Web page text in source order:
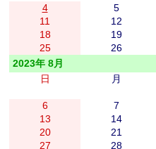
4
5
11
12
18
19
25
26
2023年 8月
日
月
6
7
13
14
20
21
27
28